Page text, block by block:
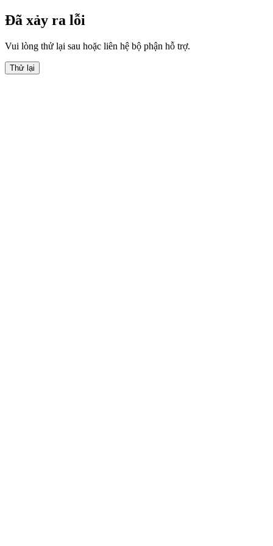
Đã xảy ra lỗi
Vui lòng thử lại sau hoặc liên hệ bộ phận hỗ trợ.
Thử lại